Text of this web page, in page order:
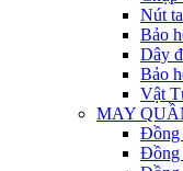
Nút
Bảo
Dây
Bảo
Vật
MAY
Đồng
Đồng